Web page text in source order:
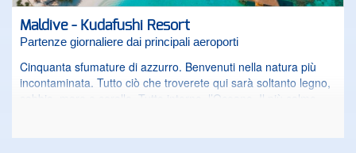
Maldive - Kudafushi Resort
Partenze giornaliere dai principali aeroporti
Cinquanta sfumature di azzurro. Benvenuti nella natura più
incontaminata. Tutto ciò che troverete qui sarà soltanto legno,
sabbia, mare e corallo. Tutto intorno, l’Oceano. Il più calmo,